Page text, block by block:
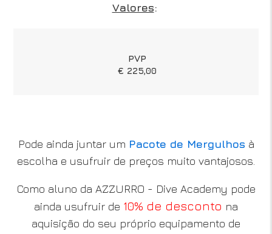
Valores:
PVP
€ 225,00
Pode ainda juntar um Pacote de Mergulhos à
escolha e usufruir de preços muito vantajosos.
Como aluno da AZZURRO - Dive Academy pode
ainda usufruir de 10% de desconto na
aquisição do seu próprio equipamento de